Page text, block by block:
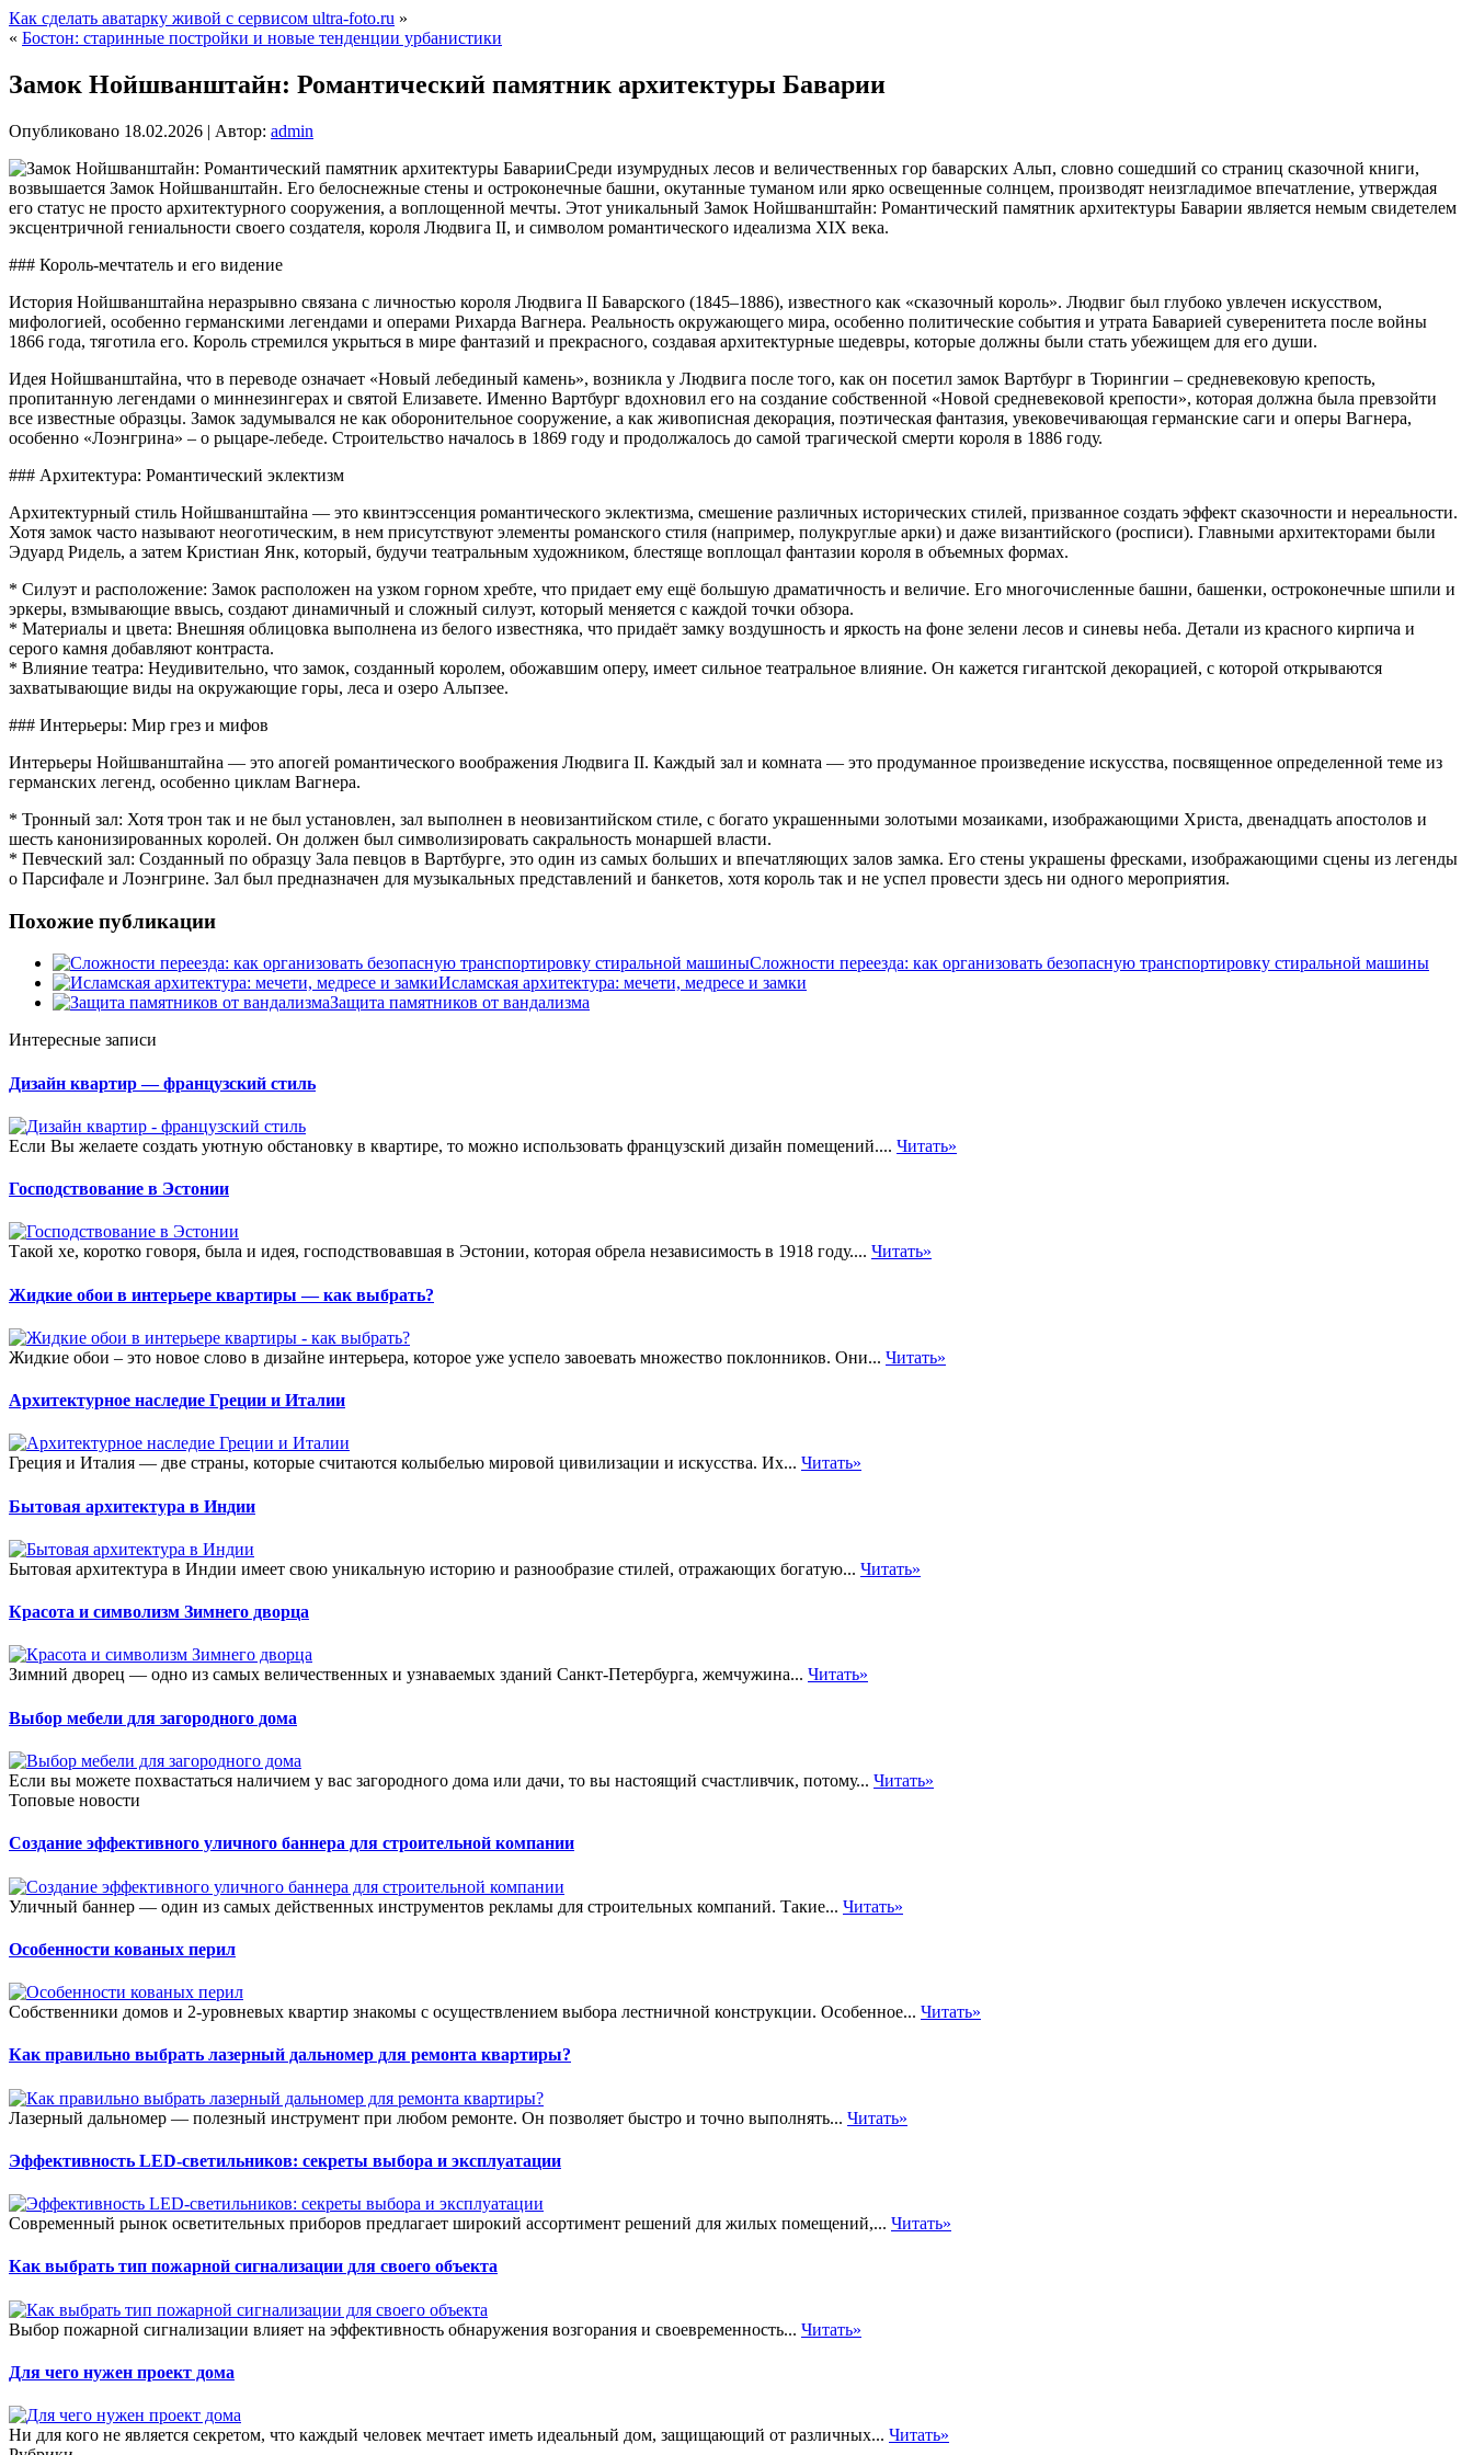
Как сделать аватарку живой с сервисом ultra-foto.ru »
« Бостон: старинные постройки и новые тенденции урбанистики
Замок Нойшванштайн: Романтический памятник архитектуры Баварии
Опубликовано 18.02.2026 | Автор: admin
Среди изумрудных лесов и величественных гор баварских Альп, словно сошедший со страниц сказочной книги,
возвышается Замок Нойшванштайн. Его белоснежные стены и остроконечные башни, окутанные туманом или ярко освещенные солнцем, производят неизгладимое впечатление, утверждая
его статус не просто архитектурного сооружения, а воплощенной мечты. Этот уникальный Замок Нойшванштайн: Романтический памятник архитектуры Баварии является немым свидетелем
эксцентричной гениальности своего создателя, короля Людвига II, и символом романтического идеализма XIX века.
### Король-мечтатель и его видение
История Нойшванштайна неразрывно связана с личностью короля Людвига II Баварского (1845–1886), известного как «сказочный король». Людвиг был глубоко увлечен искусством,
мифологией, особенно германскими легендами и операми Рихарда Вагнера. Реальность окружающего мира, особенно политические события и утрата Баварией суверенитета после войны
1866 года, тяготила его. Король стремился укрыться в мире фантазий и прекрасного, создавая архитектурные шедевры, которые должны были стать убежищем для его души.
Идея Нойшванштайна, что в переводе означает «Новый лебединый камень», возникла у Людвига после того, как он посетил замок Вартбург в Тюрингии – средневековую крепость,
пропитанную легендами о миннезингерах и святой Елизавете. Именно Вартбург вдохновил его на создание собственной «Новой средневековой крепости», которая должна была превзойти
все известные образцы. Замок задумывался не как оборонительное сооружение, а как живописная декорация, поэтическая фантазия, увековечивающая германские саги и оперы Вагнера,
особенно «Лоэнгрина» – о рыцаре-лебеде. Строительство началось в 1869 году и продолжалось до самой трагической смерти короля в 1886 году.
### Архитектура: Романтический эклектизм
Архитектурный стиль Нойшванштайна — это квинтэссенция романтического эклектизма, смешение различных исторических стилей, призванное создать эффект сказочности и нереальности.
Хотя замок часто называют неоготическим, в нем присутствуют элементы романского стиля (например, полукруглые арки) и даже византийского (росписи). Главными архитекторами были
Эдуард Ридель, а затем Кристиан Янк, который, будучи театральным художником, блестяще воплощал фантазии короля в объемных формах.
* Силуэт и расположение: Замок расположен на узком горном хребте, что придает ему ещё большую драматичность и величие. Его многочисленные башни, башенки, остроконечные шпили и
эркеры, взмывающие ввысь, создают динамичный и сложный силуэт, который меняется с каждой точки обзора.
* Материалы и цвета: Внешняя облицовка выполнена из белого известняка, что придаёт замку воздушность и яркость на фоне зелени лесов и синевы неба. Детали из красного кирпича и
серого камня добавляют контраста.
* Влияние театра: Неудивительно, что замок, созданный королем, обожавшим оперу, имеет сильное театральное влияние. Он кажется гигантской декорацией, с которой открываются
захватывающие виды на окружающие горы, леса и озеро Альпзее.
### Интерьеры: Мир грез и мифов
Интерьеры Нойшванштайна — это апогей романтического воображения Людвига II. Каждый зал и комната — это продуманное произведение искусства, посвященное определенной теме из
германских легенд, особенно циклам Вагнера.
* Тронный зал: Хотя трон так и не был установлен, зал выполнен в неовизантийском стиле, с богато украшенными золотыми мозаиками, изображающими Христа, двенадцать апостолов и
шесть канонизированных королей. Он должен был символизировать сакральность монаршей власти.
* Певческий зал: Созданный по образцу Зала певцов в Вартбурге, это один из самых больших и впечатляющих залов замка. Его стены украшены фресками, изображающими сцены из легенды
о Парсифале и Лоэнгрине. Зал был предназначен для музыкальных представлений и банкетов, хотя король так и не успел провести здесь ни одного мероприятия.
Похожие публикации
Сложности переезда: как организовать безопасную транспортировку стиральной машины
Исламская архитектура: мечети, медресе и замки
Защита памятников от вандализма
Интересные записи
Дизайн квартир — французский стиль
Если Вы желаете создать уютную обстановку в квартире, то можно использовать французский дизайн помещений.... Читать»
Господствование в Эстонии
Такой хе, коротко говоря, была и идея, господствовавшая в Эстонии, которая обрела независимость в 1918 году.... Читать»
Жидкие обои в интерьере квартиры — как выбрать?
Жидкие обои – это новое слово в дизайне интерьера, которое уже успело завоевать множество поклонников. Они... Читать»
Архитектурное наследие Греции и Италии
Греция и Италия — две страны, которые считаются колыбелью мировой цивилизации и искусства. Их... Читать»
Бытовая архитектура в Индии
Бытовая архитектура в Индии имеет свою уникальную историю и разнообразие стилей, отражающих богатую... Читать»
Красота и символизм Зимнего дворца
Зимний дворец — одно из самых величественных и узнаваемых зданий Санкт-Петербурга, жемчужина... Читать»
Выбор мебели для загородного дома
Если вы можете похвастаться наличием у вас загородного дома или дачи, то вы настоящий счастливчик, потому... Читать»
Топовые новости
Создание эффективного уличного баннера для строительной компании
Уличный баннер — один из самых действенных инструментов рекламы для строительных компаний. Такие... Читать»
Особенности кованых перил
Собственники домов и 2-уровневых квартир знакомы с осуществлением выбора лестничной конструкции. Особенное... Читать»
Как правильно выбрать лазерный дальномер для ремонта квартиры?
Лазерный дальномер — полезный инструмент при любом ремонте. Он позволяет быстро и точно выполнять... Читать»
Эффективность LED-светильников: секреты выбора и эксплуатации
Современный рынок осветительных приборов предлагает широкий ассортимент решений для жилых помещений,... Читать»
Как выбрать тип пожарной сигнализации для своего объекта
Выбор пожарной сигнализации влияет на эффективность обнаружения возгорания и своевременность... Читать»
Для чего нужен проект дома
Ни для кого не является секретом, что каждый человек мечтает иметь идеальный дом, защищающий от различных... Читать»